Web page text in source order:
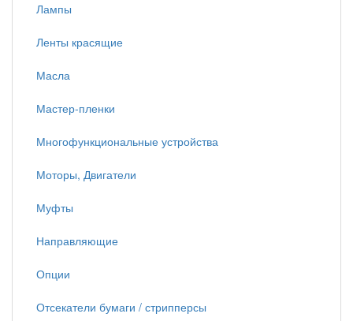
Лампы
Ленты красящие
Масла
Мастер-пленки
Многофункциональные устройства
Моторы, Двигатели
Муфты
Направляющие
Опции
Отсекатели бумаги / стрипперсы